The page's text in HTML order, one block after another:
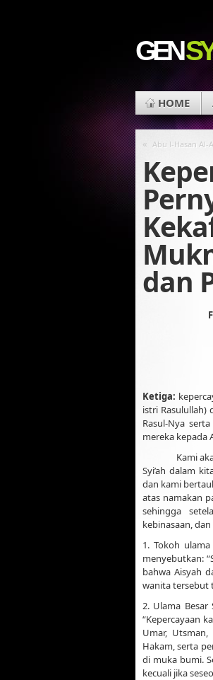
GEN
HOME
« Abu l-Hasan Al-
dan
Ketiga:
istri Rasulullah)
Rasul-Nya
mereka kepada
Kami
Syi’ah dalam
dan kami
atas namakan
sehingga
kebinasaan,
1. Tokoh
menyebutkan:
bahwa Aisyah
wanita tersebut
2. Ulama Besar
“Kepercayaan
Umar,
Hakam, serta
di muka bumi.
kecuali jika